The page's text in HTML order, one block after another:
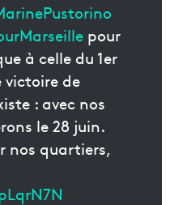
pour
à celle du 1er
victoire de
: avec nos
le 28 juin.
nos quartiers,